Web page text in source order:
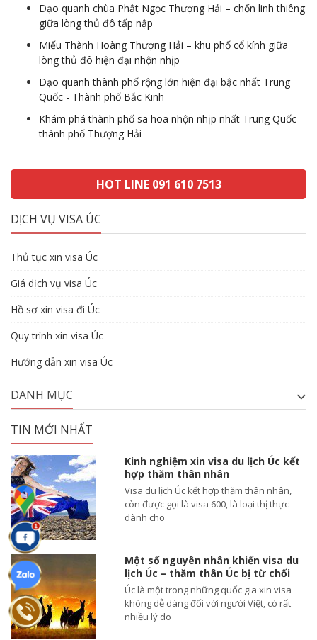
Dạo quanh chùa Phật Ngọc Thượng Hải – chốn linh thiêng
giữa lòng thủ đô tấp nập
Miếu Thành Hoàng Thượng Hải – khu phố cổ kính giữa
lòng thủ đô hiện đại nhộn nhịp
Dạo quanh thành phố rộng lớn hiện đại bậc nhất Trung
Quốc - Thành phố Bắc Kinh
Khám phá thành phố sa hoa nhộn nhịp nhất Trung Quốc –
thành phố Thượng Hải
HOT LINE 091 610 7513
DỊCH VỤ VISA ÚC
Thủ tục xin visa Úc
Giá dịch vụ visa Úc
Hồ sơ xin visa đi Úc
Quy trình xin visa Úc
Hướng dẫn xin visa Úc
DANH MỤC
TIN MỚI NHẤT
Kinh nghiệm xin visa du lịch Úc kết
hợp thăm thân nhân
Visa du lịch Úc kết hợp thăm thân nhân,
còn được gọi là visa 600, là loại thị thực
dành cho
Một số nguyên nhân khiến visa du
lịch Úc – thăm thân Úc bị từ chối
Úc là một trong những quốc gia xin visa
không dễ dàng đối với người Việt, có rất
nhiều lý do